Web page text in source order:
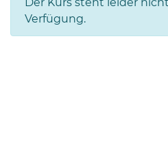
Verfügung.